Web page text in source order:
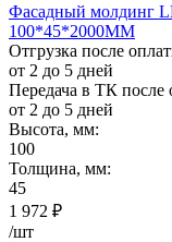
Фасадный молдинг
100*45*2000ММ
Отгрузка после
от 2 до 5 дней
Передача в ТК после
от 2 до 5 дней
Высота, мм:
100
Толщина, мм:
45
1 972 ₽
/шт